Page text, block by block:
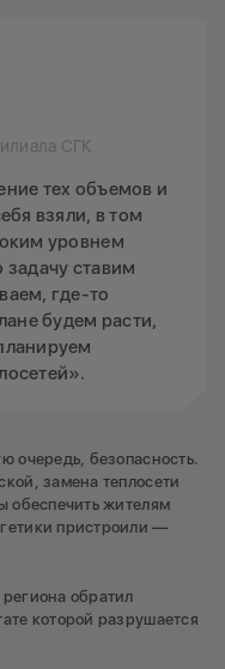
СГК
тех объемов и
взяли, в том
уровнем
задачу ставим
где-то
будем расти,
очередь, безопасность.
замена теплосети
обеспечить жителям
пристроили —
обратил
которой разрушается